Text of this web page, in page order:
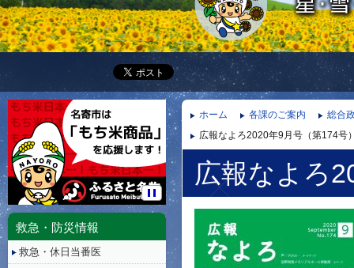
ホーム 各課のご案内 総合
広報なよろ2020年9月号（第174号
広報なよろ
停
救急・防災情報
救急・休日当番医